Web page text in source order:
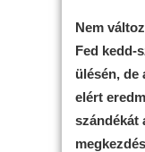
Nem
Fed kedd-
ülésén, de
elért
szándékát